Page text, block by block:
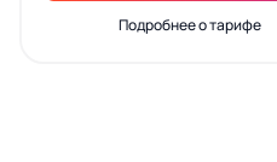
Подробнее о тарифе